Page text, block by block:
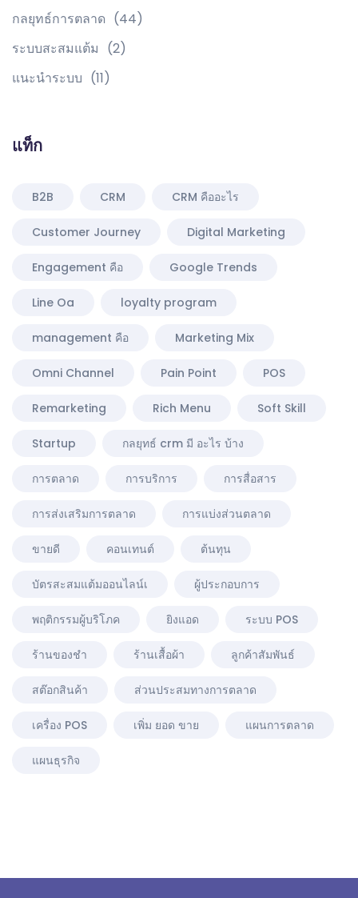
กลยุทธ์การตลาด (44)
ระบบสะสมแต้ม (2)
แนะนำระบบ (11)
แท็ก
B2B CRM CRM คืออะไร
Customer Journey Digital Marketing
Engagement คือ Google Trends
Line Oa loyalty program
management คือ Marketing Mix
Omni Channel Pain Point POS
Remarketing Rich Menu Soft Skill
Startup กลยุทธ์ crm มี อะไร บ้าง
การตลาด การบริการ การสื่อสาร
การส่งเสริมการตลาด การแบ่งส่วนตลาด
ขายดี คอนเทนต์ ต้นทุน
บัตรสะสมแต้มออนไลน์เ ผู้ประกอบการ
พฤติกรรมผู้บริโภค ยิงแอด ระบบ POS
ร้านของชำ ร้านเสื้อผ้า ลูกค้าสัมพันธ์
สต๊อกสินค้า ส่วนประสมทางการตลาด
เครื่อง POS เพิ่ม ยอด ขาย แผนการตลาด
แผนธุรกิจ